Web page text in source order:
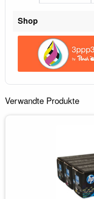
Shop
Verwandte Produkte